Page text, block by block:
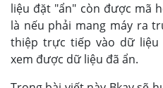
liệu đặt "ẩn" còn được mã
là nếu phải mang máy ra
thiệp trực tiếp vào dữ
xem được dữ liệu đã ẩn.